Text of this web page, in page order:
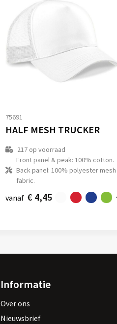
75691
HALF MESH TRUCKER
217op voorraad
Front panel & peak: 100% cotton.
Back panel: 100% polyester mesh
fabric.
vanaf € 4,45
Informatie
Over ons
Nieuwsbrief